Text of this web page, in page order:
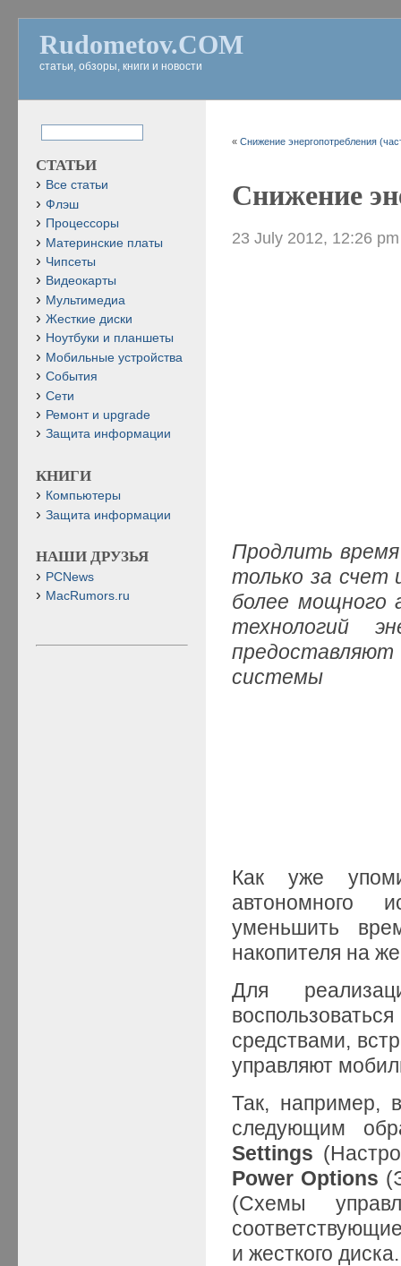
Rudometov.COM
статьи, обзоры, книги и новости
«Снижение энергопотребления
Снижение
23 July 2012, 12:26 pm
Продлить
только за счет
более мощного
технологий
системы
Как уже
автономного
уменьшить
накопителя на
Для
средствами,
управляют
Так, например,
следующим
Settings
Power Options
(Схемы
и жесткого диска.
СТАТЬИ
Все статьи
Флэш
Процессоры
Материнские платы
Чипсеты
Видеокарты
Мультимедиа
Жесткие диски
Ноутбуки и планшеты
Мобильные устройства
События
Сети
Ремонт и upgrade
Защита информации
КНИГИ
Компьютеры
Защита информации
НАШИ ДРУЗЬЯ
PCNews
MacRumors.ru